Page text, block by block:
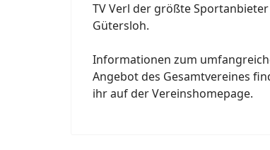
TV Verl der größte
Gütersloh.
Informationen zum
Angebot des Gesamtvereines
ihr auf der Vereinshomepage.